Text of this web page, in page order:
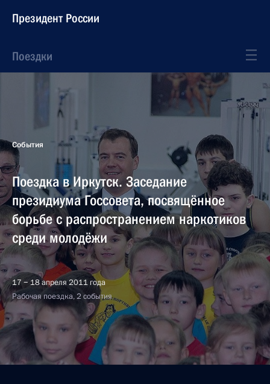
Президент России
Поездки
События
Поездка в Иркутск. Заседание
президиума Госсовета, посвящённое
борьбе с распространением наркотиков
среди молодёжи
17 − 18 апреля 2011 года
Рабочая поездка, 2 события